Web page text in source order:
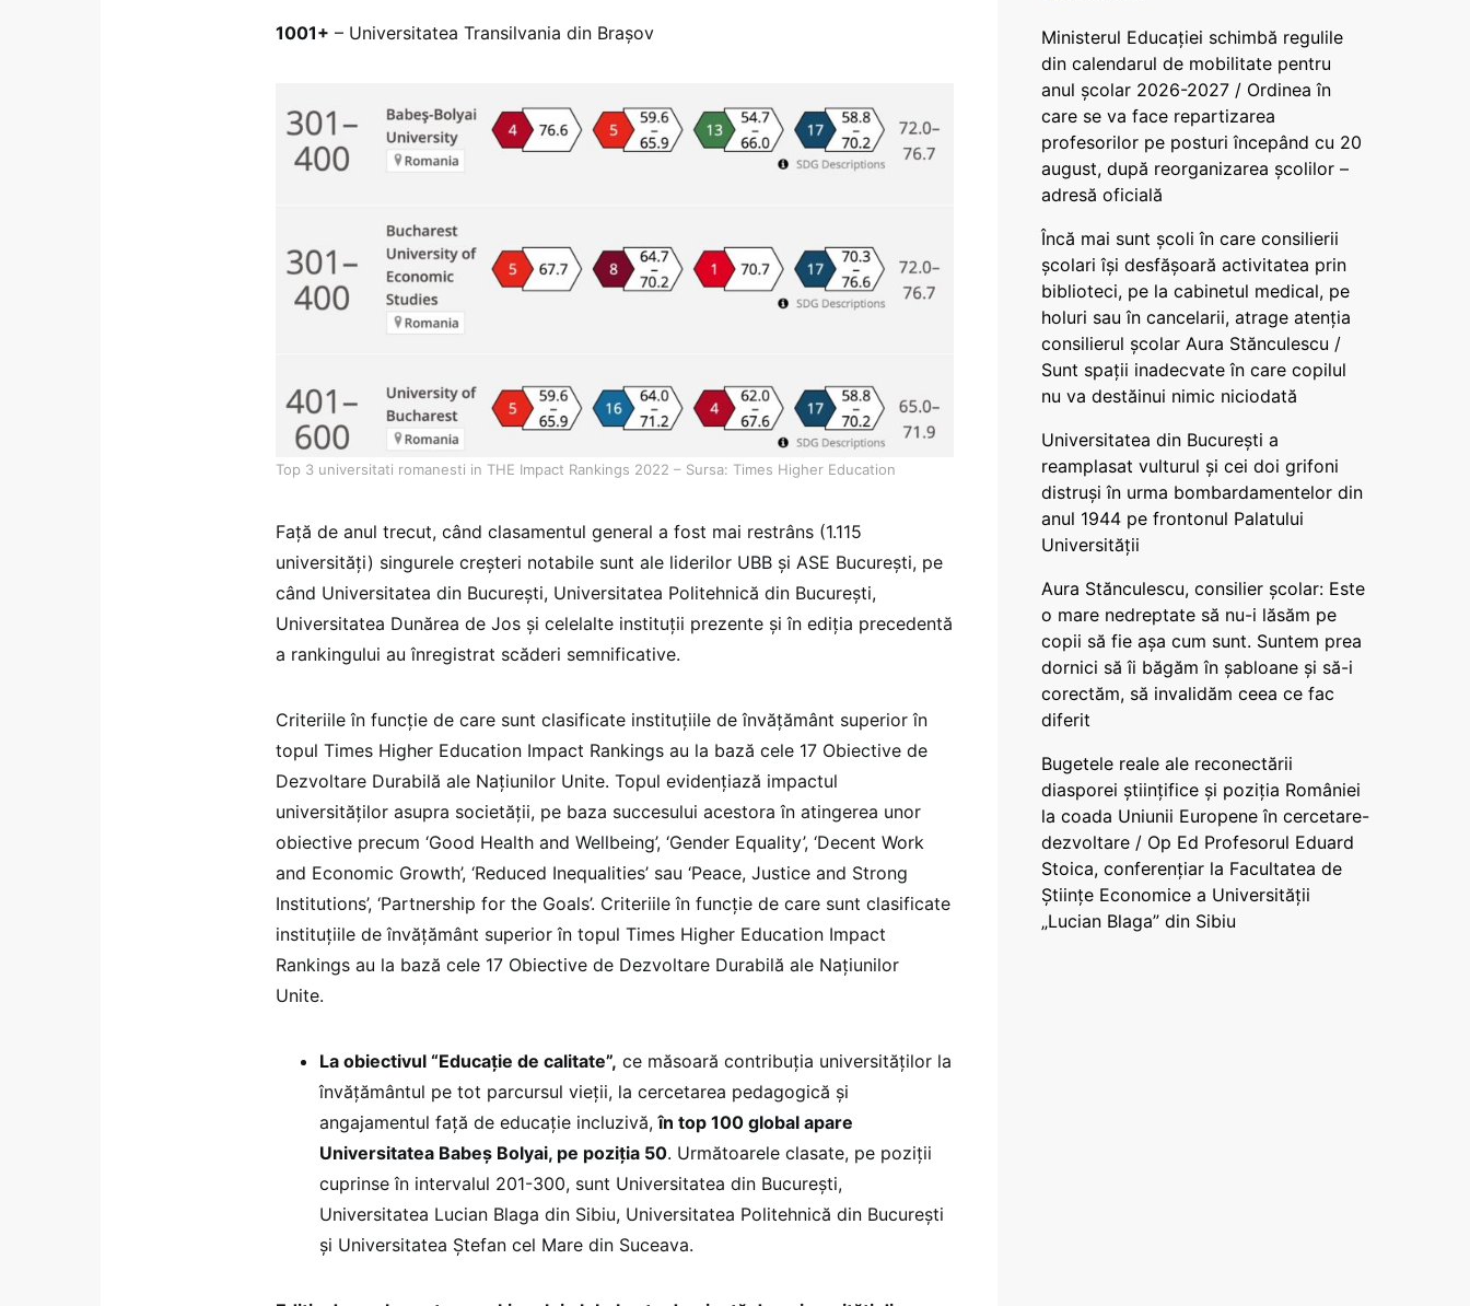
1001+ – Universitatea Transilvania din Brașov
Top 3 universitati romanesti in THE Impact Rankings 2022 – Sursa: Times Higher Education
Față de anul trecut, când clasamentul general a fost mai restrâns (1.115
universități) singurele creșteri notabile sunt ale liderilor UBB și ASE București, pe
când Universitatea din București, Universitatea Politehnică din București,
Universitatea Dunărea de Jos și celelalte instituții prezente și în ediția precedentă
a rankingului au înregistrat scăderi semnificative.
Criteriile în funcţie de care sunt clasificate instituţiile de învăţământ superior în
topul Times Higher Education Impact Rankings au la bază cele 17 Obiective de
Dezvoltare Durabilă ale Naţiunilor Unite. Topul evidenţiază impactul
universităţilor asupra societăţii, pe baza succesului acestora în atingerea unor
obiective precum ‘Good Health and Wellbeing’, ‘Gender Equality’, ‘Decent Work
and Economic Growth’, ‘Reduced Inequalities’ sau ‘Peace, Justice and Strong
Institutions’, ‘Partnership for the Goals’. Criteriile în funcţie de care sunt clasificate
instituţiile de învăţământ superior în topul Times Higher Education Impact
Rankings au la bază cele 17 Obiective de Dezvoltare Durabilă ale Naţiunilor
Unite.
La obiectivul “Educație de calitate”, ce măsoară contribuția universităților la
învățământul pe tot parcursul vieții, la cercetarea pedagogică și
angajamentul față de educație incluzivă,în top 100 global apare
Universitatea Babeș Bolyai, pe poziția 50. Următoarele clasate, pe poziții
cuprinse în intervalul 201-300, sunt Universitatea din București,
Universitatea Lucian Blaga din Sibiu, Universitatea Politehnică din București
și Universitatea Ștefan cel Mare din Suceava.
Ministerul Educației schimbă regulile
din calendarul de mobilitate pentru
anul școlar 2026-2027 / Ordinea în
care se va face repartizarea
profesorilor pe posturi începând cu 20
august, după reorganizarea școlilor –
adresă oficială
Încă mai sunt școli în care consilierii
școlari își desfășoară activitatea prin
biblioteci, pe la cabinetul medical, pe
holuri sau în cancelarii, atrage atenția
consilierul școlar Aura Stănculescu /
Sunt spații inadecvate în care copilul
nu va destăinui nimic niciodată
Universitatea din București a
reamplasat vulturul și cei doi grifoni
distruși în urma bombardamentelor din
anul 1944 pe frontonul Palatului
Universității
Aura Stănculescu, consilier școlar: Este
o mare nedreptate să nu-i lăsăm pe
copii să fie așa cum sunt. Suntem prea
dornici să îi băgăm în șabloane și să-i
corectăm, să invalidăm ceea ce fac
diferit
Bugetele reale ale reconectării
diasporei științifice și poziția României
la coada Uniunii Europene în cercetare-
dezvoltare / Op Ed Profesorul Eduard
Stoica, conferențiar la Facultatea de
Științe Economice a Universității
„Lucian Blaga” din Sibiu